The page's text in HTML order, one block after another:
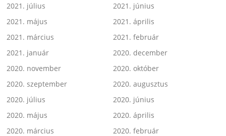
2021. július
2021. június
2021. május
2021. április
2021. március
2021. február
2021. január
2020. december
2020. november
2020. október
2020. szeptember
2020. augusztus
2020. július
2020. június
2020. május
2020. április
2020. március
2020. február